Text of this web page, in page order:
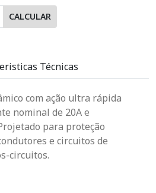
CALCULAR
Técnicas
com ação ultra rápida
nominal de 20A e
para proteção
e circuitos de
circuitos.